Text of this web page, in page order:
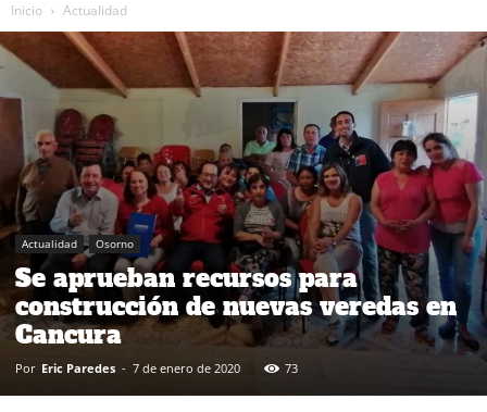
Inicio Actualidad
Actualidad Osorno
Se aprueban recursos para
construcción de nuevas veredas en
Cancura
Por Eric Paredes - 7 de enero de 2020 73